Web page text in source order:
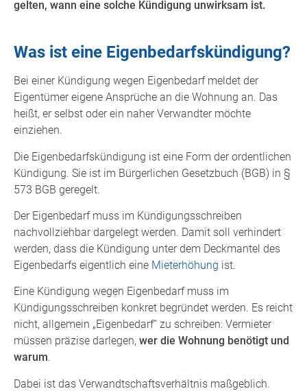
gelten, wann eine solche Kündigung unwirksam ist.
Was ist eine Eigenbedarfskündigung?
Bei einer Kündigung wegen Eigenbedarf meldet der
Eigentümer eigene Ansprüche an die Wohnung an. Das
heißt, er selbst oder ein naher Verwandter möchte
einziehen.
Die Eigenbedarfskündigung ist eine Form der ordentlichen
Kündigung. Sie ist im Bürgerlichen Gesetzbuch (BGB) in §
573 BGB geregelt.
Der Eigenbedarf muss im Kündigungsschreiben
nachvollziehbar dargelegt werden. Damit soll verhindert
werden, dass die Kündigung unter dem Deckmantel des
Eigenbedarfs eigentlich eine Mieterhöhung ist.
Eine Kündigung wegen Eigenbedarf muss im
Kündigungsschreiben konkret begründet werden. Es reicht
nicht, allgemein „Eigenbedarf“ zu schreiben: Vermieter
müssen präzise darlegen, wer die Wohnung benötigt und
warum.
Dabei ist das Verwandtschaftsverhältnis maßgeblich.